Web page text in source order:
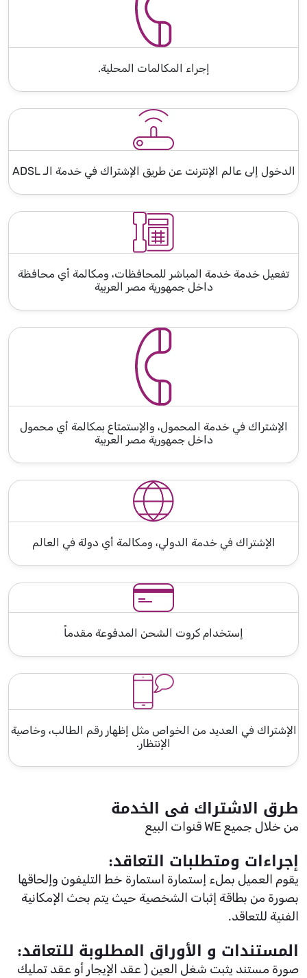
إجراء المكالمات المحلية.
الدخول إلى عالم الإنترنت عن طريق الإشتراك في خدمة الـ ADSL
تفعيل خدمة خدمة المباشر للمحافظات، ومكالمة أي محافظة
داخل جمهورية مصر العربية
الإشتراك في خدمة المحمول، والإستمتاع بمكالمة أي محمول
داخل جمهورية مصر العربية
الإشتراك في خدمة الدولي، ومكالمة أي دولة في العالم
إستخدام كروت الشحن المدفوعة مقدماً
الإشتراك في العديد من الخواص مثل إظهار رقم الطالب، وخاصية
الإنتظار.
طرق الاشتراك فى الخدمة
من خلال جميع WE قنوات البيع
إجراءات ومتطلبات التعاقد:
يقوم العميل بملء إستمارة استمارة خط التليفون وإلحاقها
بصورة من بطاقة إثبات الشخصية حيث يتم بحث الإمكانية
الفنية للتعاقد.
​المستندات و الأوراق المطلوبة للتعاقد:
صورة مستند يثبت شغل العين ( عقد الإيجار أو عقد تمليك